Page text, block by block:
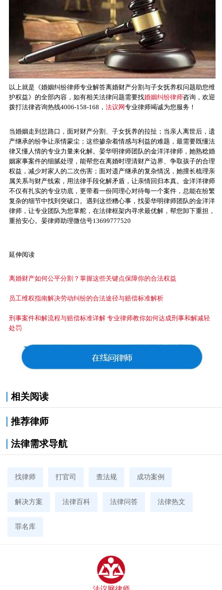
以上就是《婚姻纠纷律师专业解答离婚财产分割与子女抚养权问题助您维
护权益》的全部内容，如有相关法律问题需要找婚姻纠纷律师咨询，欢迎
拨打法律咨询热线4006-158-168， 法议网专业律师竭诚为您服务！
当婚姻走到岔路口，面对财产分割、子女抚养的拉扯；当亲人离世后，遗
产继承的纷争让亲情蒙尘；这些掺杂着情感与利益的难题，最需要既懂法
律又懂人情的专业力量来化解。晏华明律师团队的金洋洋律师，她熟稔婚
姻家事案件的细腻处理，能帮您在离婚时理清财产边界、争取孩子的合理
权益，减少对家人的二次伤害；面对遗产继承的复杂情况，她擅长梳理亲
属关系与财产线索，用法律手段化解矛盾，让亲情回归本真。金洋洋律师
不仅有扎实的专业功底，更带着一份同理心对待每一个案件，总能在纷繁
复杂的细节中找到突破口。遇到这些糟心事，找晏华明律师团队的金洋洋
律师，让专业团队为您掌舵，在法律框架内寻求最优解，帮您卸下重担，
重拾安心。晏律师助理微信号13699777520
延伸阅读
离婚财产如何公平分割？掌握这些关键点保障你的合法权益
员工维权指南解决劳动纠纷的合法途径与赔偿标准解析
刑事案件和解流程与赔偿标准详解 专业律师教你如何达成刑事和解减轻
处罚
相关阅读
推荐律师
法律需求导航
找律师 打官司 查法规 成功案例
解决方案 法律百科 法律问答 法律热文
罪名库